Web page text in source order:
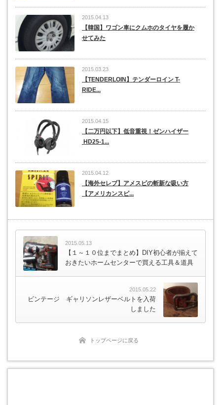
2015.04.13
【韓国】ワゴン車にクムホのタイヤを履か
せてみた
2015.03.23
【TENDERLOIN】テンダーロイン T-
RIDE...
2015.04.15
【二万円以下】低音重視！ゼンハイザー
HD25-1...
2015.04.12
【海外セレブ】アメスピの斬新な吸い方
【アメリカンスピ...
2015.05.13
【１～１０位までまとめ】DIY初心者が揃えて
おきたいホームセンターで買える工具＆道具
2015.05.22
ビンテージ ギャリソンレザーベルトを入荷
しました
トップページに戻る